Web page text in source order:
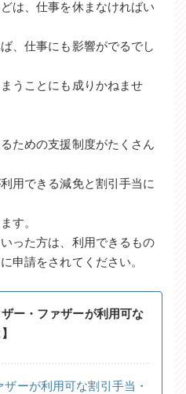
は、仕事を休まなければい
、仕事にも影響がでるでし
うことにも成りかねませ
ための支援制度がたくさん
用できる減免と割引手当に
す。
った方は、利用できるもの
申請をされてください。
・ファザーが利用可な
ーが利用可な割引手当・